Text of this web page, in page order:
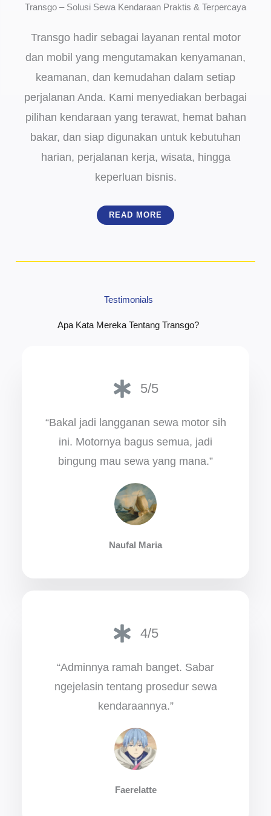
Transgo – Solusi Sewa Kendaraan Praktis & Terpercaya
Transgo hadir sebagai layanan rental motor
dan mobil yang mengutamakan kenyamanan,
keamanan, dan kemudahan dalam setiap
perjalanan Anda. Kami menyediakan berbagai
pilihan kendaraan yang terawat, hemat bahan
bakar, dan siap digunakan untuk kebutuhan
harian, perjalanan kerja, wisata, hingga
keperluan bisnis.
READ MORE
Testimonials
Apa Kata Mereka Tentang Transgo?
5/5
“Bakal jadi langganan sewa motor sih
ini. Motornya bagus semua, jadi
bingung mau sewa yang mana.”
Naufal Maria
4/5
“Adminnya ramah banget. Sabar
ngejelasin tentang prosedur sewa
kendaraannya.”
Faerelatte